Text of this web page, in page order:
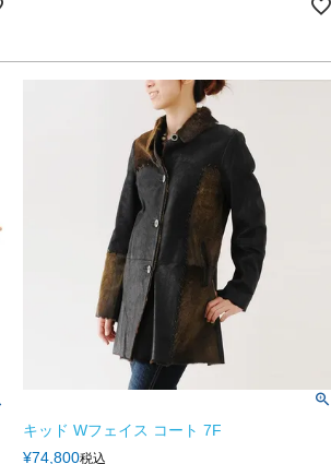
キッド Wフェイス コート 7F
¥74,800税込